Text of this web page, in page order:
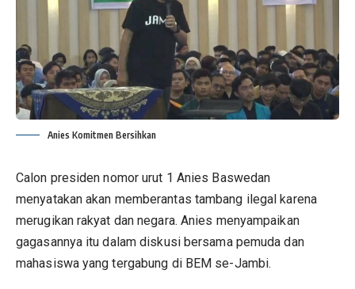
Anies Komitmen Bersihkan
Calon presiden nomor urut 1 Anies Baswedan
menyatakan akan memberantas tambang ilegal karena
merugikan rakyat dan negara. Anies menyampaikan
gagasannya itu dalam diskusi bersama pemuda dan
mahasiswa yang tergabung di BEM se-Jambi.